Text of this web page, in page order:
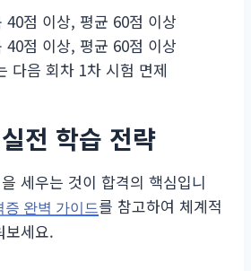
점 이상, 평균 60점 이상
점 이상, 평균 60점 이상
다음 회차 1차 시험 면제
전 학습 전략
세우는 것이 합격의 핵심입니
증 완벽 가이드를 참고하여 체계적
보세요.